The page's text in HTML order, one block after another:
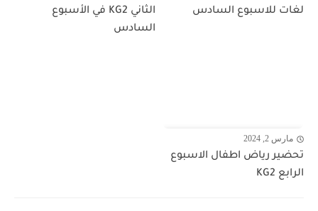
لغات للاسبوع السادس
الثاني KG2 في الأسبوع
السادس
مارس 2, 2024
تحضير رياض اطفال الاسبوع
الرابع KG2